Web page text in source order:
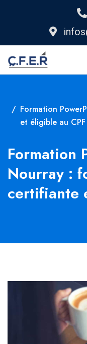
Formation
et éligible au CPF
Formation
Nourray :
certifiante